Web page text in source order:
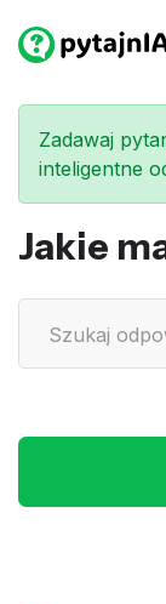
Zadawaj
inteligentne
Jakie